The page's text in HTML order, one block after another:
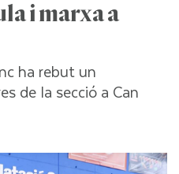
i marxa a
ha rebut un
de la secció a Can